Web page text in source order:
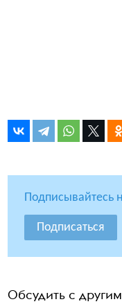
Подписывайтесь
Подписаться
Обсудить с